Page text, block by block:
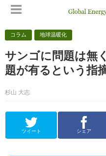
コラム 地球温暖化
サンゴに問題は無
題が有るという指
杉山 大志
ツイート シェア